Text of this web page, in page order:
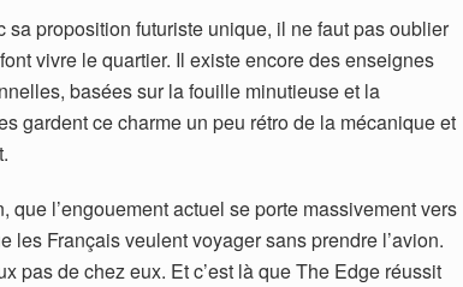
proposition futuriste unique, il ne faut pas oublier
vivre le quartier. Il existe encore des enseignes
basées sur la fouille minutieuse et la
gardent ce charme un peu rétro de la mécanique et
que l’engouement actuel se porte massivement vers
les Français veulent voyager sans prendre l’avion.
pas de chez eux. Et c’est là que The Edge réussit